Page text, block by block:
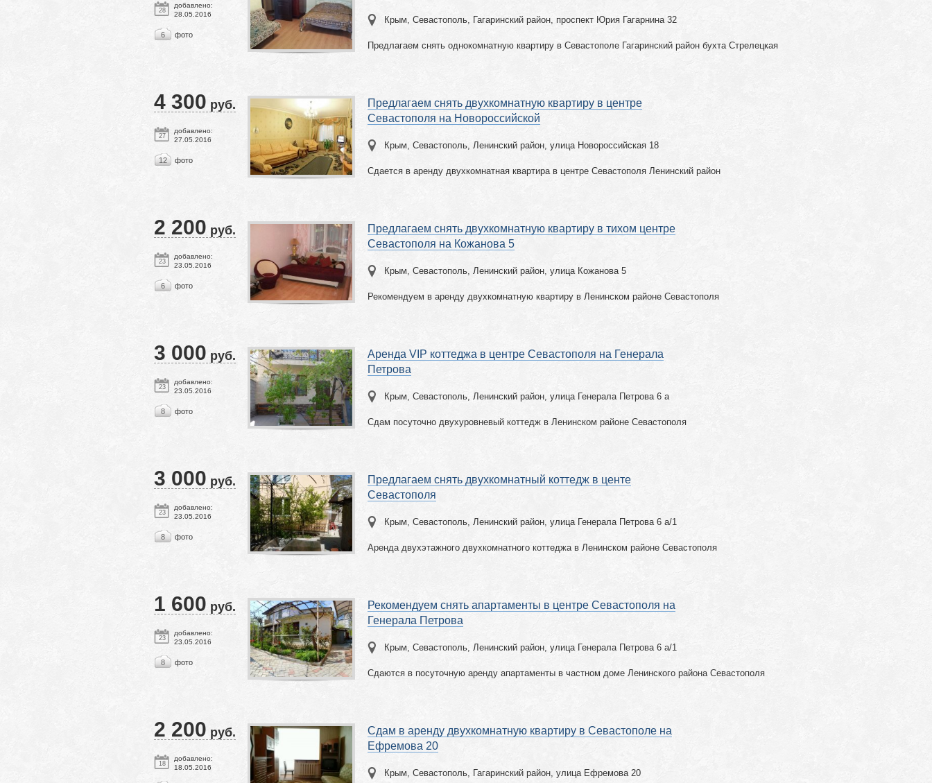
28
добавлено:
28.05.2016
6 фото
Крым, Севастополь, Гагаринский район, проспект Юрия Гагарнина 32
Предлагаем снять однокомнатную квартиру в Севастополе Гагаринский район бухта Стрелецкая
27
добавлено:
27.05.2016
12 фото
4 300 руб.
Предлагаем снять двухкомнатную квартиру в центре
Севастополя на Новороссийской
Крым, Севастополь, Ленинский район, улица Новороссийская 18
Сдается в аренду двухкомнатная квартира в центре Севастополя Ленинский район
23
добавлено:
23.05.2016
6 фото
2 200 руб.
Предлагаем снять двухкомнатную квартиру в тихом центре
Севастополя на Кожанова 5
Крым, Севастополь, Ленинский район, улица Кожанова 5
Рекомендуем в аренду двухкомнатную квартиру в Ленинском районе Севастополя
23
добавлено:
23.05.2016
8 фото
3 000 руб.
Аренда VIP коттеджа в центре Севастополя на Генерала
Петрова
Крым, Севастополь, Ленинский район, улица Генерала Петрова 6 а
Сдам посуточно двухуровневый коттедж в Ленинском районе Севастополя
23
добавлено:
23.05.2016
8 фото
3 000 руб.
Предлагаем снять двухкомнатный коттедж в центе
Севастополя
Крым, Севастополь, Ленинский район, улица Генерала Петрова 6 а/1
Аренда двухэтажного двухкомнатного коттеджа в Ленинском районе Севастополя
23
добавлено:
23.05.2016
8 фото
1 600 руб.
Рекомендуем снять апартаменты в центре Севастополя на
Генерала Петрова
Крым, Севастополь, Ленинский район, улица Генерала Петрова 6 а/1
Сдаются в посуточную аренду апартаменты в частном доме Ленинского района Севастополя
18
добавлено:
18.05.2016
2 200 руб.
Сдам в аренду двухкомнатную квартиру в Севастополе на
Ефремова 20
Крым, Севастополь, Гагаринский район, улица Ефремова 20